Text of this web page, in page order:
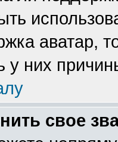
аватар,
у них
свое